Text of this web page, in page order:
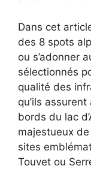
Dans cet
des 8 spots
ou s’adonner
sélectionnés
qualité des
qu’ils
bords du lac
majestueux
sites
Touvet ou